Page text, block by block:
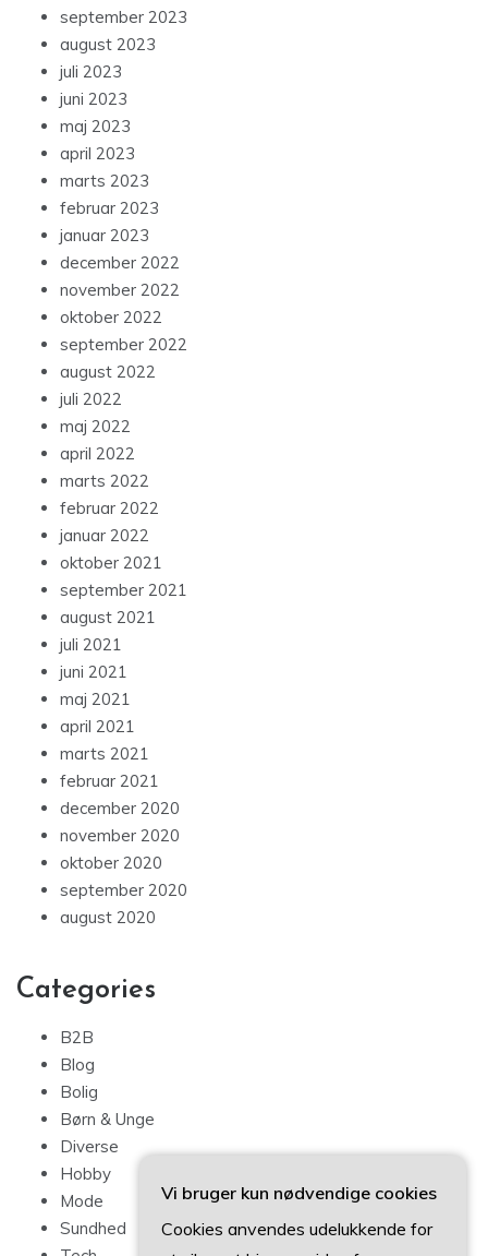
september 2023
august 2023
juli 2023
juni 2023
maj 2023
april 2023
marts 2023
februar 2023
januar 2023
december 2022
november 2022
oktober 2022
september 2022
august 2022
juli 2022
maj 2022
april 2022
marts 2022
februar 2022
januar 2022
oktober 2021
september 2021
august 2021
juli 2021
juni 2021
maj 2021
april 2021
marts 2021
februar 2021
december 2020
november 2020
oktober 2020
september 2020
august 2020
Categories
B2B
Blog
Bolig
Børn & Unge
Diverse
Hobby
Mode
Sundhed
Vi bruger kun nødvendige cookies
Cookies anvendes udelukkende for